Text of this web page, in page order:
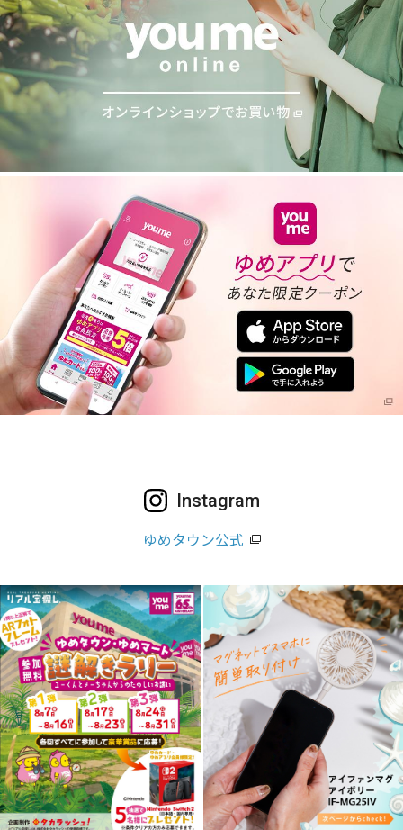
Instagram
ゆめタウン公式